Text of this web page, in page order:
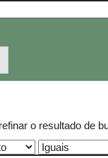
o resultado de